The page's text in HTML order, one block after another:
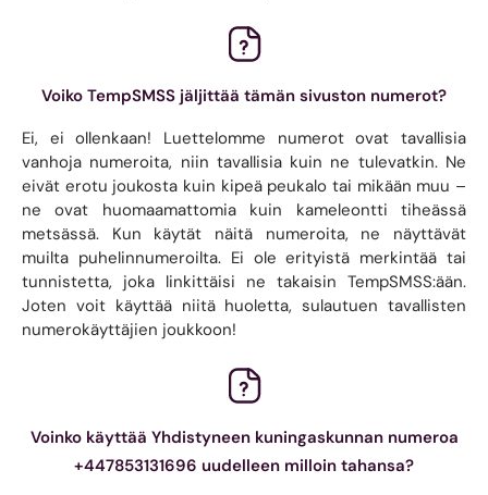
Voiko TempSMSS jäljittää tämän sivuston numerot?
Ei, ei ollenkaan! Luettelomme numerot ovat tavallisia
vanhoja numeroita, niin tavallisia kuin ne tulevatkin. Ne
eivät erotu joukosta kuin kipeä peukalo tai mikään muu –
ne ovat huomaamattomia kuin kameleontti tiheässä
metsässä. Kun käytät näitä numeroita, ne näyttävät
muilta puhelinnumeroilta. Ei ole erityistä merkintää tai
tunnistetta, joka linkittäisi ne takaisin TempSMSS:ään.
Joten voit käyttää niitä huoletta, sulautuen tavallisten
numerokäyttäjien joukkoon!
Voinko käyttää Yhdistyneen kuningaskunnan numeroa
+447853131696 uudelleen milloin tahansa?